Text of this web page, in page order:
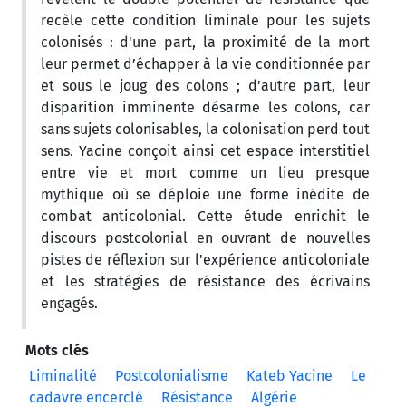
recèle cette condition liminale pour les sujets
colonisés : d'une part, la proximité de la mort
leur permet d’échapper à la vie conditionnée par
et sous le joug des colons ; d'autre part, leur
disparition imminente désarme les colons, car
sans sujets colonisables, la colonisation perd tout
sens. Yacine conçoit ainsi cet espace interstitiel
entre vie et mort comme un lieu presque
mythique où se déploie une forme inédite de
combat anticolonial. Cette étude enrichit le
discours postcolonial en ouvrant de nouvelles
pistes de réflexion sur l'expérience anticoloniale
et les stratégies de résistance des écrivains
engagés.
Mots clés
Liminalité
Postcolonialisme Kateb Yacine
Le
cadavre encerclé
Résistance
Algérie